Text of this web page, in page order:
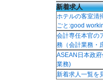
新着求人
ホテルの客室
ごと:good
会計専任本官の
務（会計業務・
ASEAN日本政
業務)
新着求人一覧を